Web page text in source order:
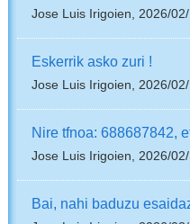
Jose Luis Irigoien, 2026/
Eskerrik asko zuri !
Jose Luis Irigoien, 2026/
Nire tfnoa: 688687842,
Jose Luis Irigoien, 2026/
Bai, nahi baduzu